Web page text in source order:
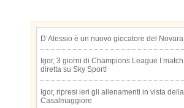
D’Alessio è un nuovo giocatore del
Igor, 3 giorni di Champions League I
diretta su Sky Sport!
Igor, ripresi ieri gli allenamenti in vista
Casalmaggiore